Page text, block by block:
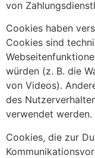
von
Cookies haben
Cookies sind
würden (z. B. die
von Videos).
des
verwendet werden.
Cookies, die zur